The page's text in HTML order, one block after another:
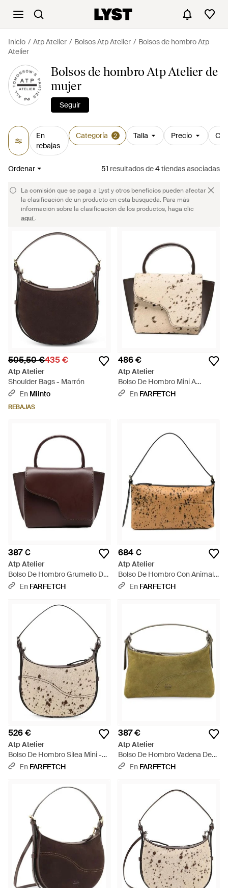
Inicio Atp Atelier Bolsos Atp Atelier
Bolsos de hombro Atp
Atelier
Bolsos de hombro Atp Atelier de
mujer
Seguir
En
rebajas
Categoría 2 Talla Precio
Ordenar 51 resultadosde4tiendas asociadas
La comisión que se paga a Lyst y otros beneficios pueden afectar
la clasificación de un producto en esta búsqueda. Para más
información sobre la clasificación de los productos, haga clic
aquí.
505,50 €435 €
Atp Atelier
Shoulder Bags - Marrón
En Miinto
REBAJAS
486 €
Atp Atelier
Bolso De Hombro Mini A
Paneles De Piel Y Pelo De
En FARFETCH
387 €
Atp Atelier
Bolso De Hombro Grumello De
Piel - Marrón
En FARFETCH
684 €
Atp Atelier
Bolso De Hombro Con Animal
Print - Marrón
En FARFETCH
526 €
Atp Atelier
Bolso De Hombro Silea Mini -
Blanco
En FARFETCH
387 €
Atp Atelier
Bolso De Hombro Vadena De
Ante - Verde
En FARFETCH